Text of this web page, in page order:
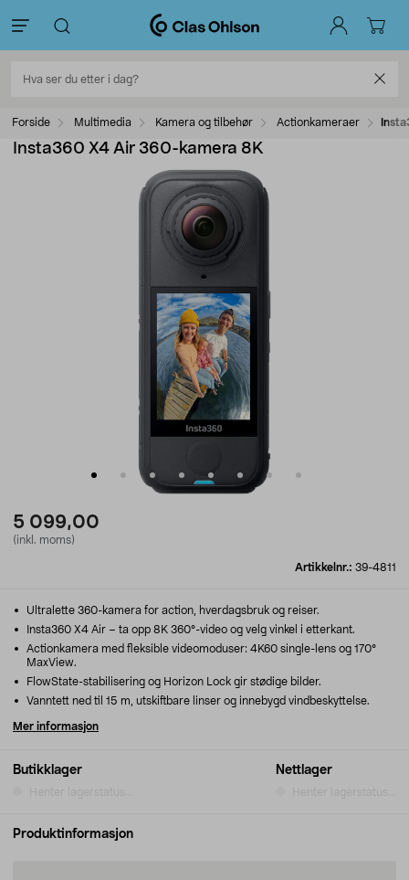
Forside Multimedia Kamera og tilbehør Actionkameraer
Insta360 X4 Air 360-kamera 8K
5 099,00
(inkl. moms)
Artikkelnr.: 39-4811
Butikklager Nettlager
Ultralette 360-kamera for action, hverdagsbruk og reiser.
Insta360 X4 Air – ta opp 8K 360°-video og velg vinkel i etterkant.
Actionkamera med fleksible videomoduser: 4K60 single-lens og 170°
MaxView.
FlowState-stabilisering og Horizon Lock gir stødige bilder.
Vanntett ned til 15 m, utskiftbare linser og innebygd vindbeskyttelse.
Mer informasjon
Produktinformasjon